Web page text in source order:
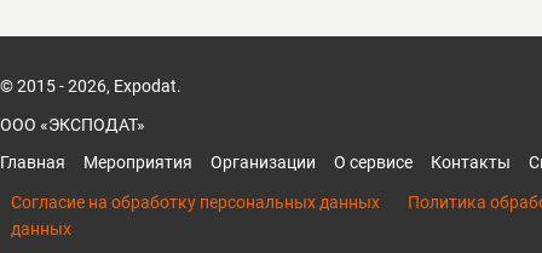
© 2015 - 2026, Expodat.
ООО «ЭКСПОДАТ»
Главная
Мероприятия Организации О сервисе Контакты
Согласие на обработку персональных данных
Политика
данных